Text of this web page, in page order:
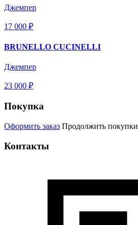
Джемпер
17 000 ₽
BRUNELLO CUCINELLI
Джемпер
23 000 ₽
Покупка
Оформить заказ Продолжить покупки
Контакты